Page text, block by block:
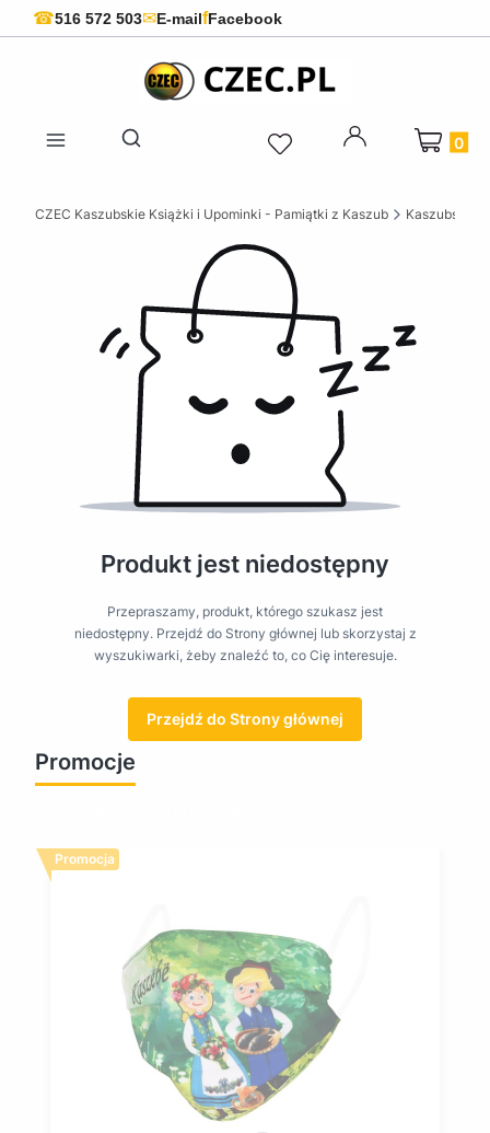
☎516 572 503✉E-mailfFacebook
Otwórz wyszukiwarkę
Produkty
CZEC Kaszubskie Książki i Upominki - Pamiątki z Kaszub Kaszubskie
Produkt jest niedostępny
Przepraszamy, produkt, którego szukasz jest
niedostępny. Przejdź do Strony głównej lub skorzystaj z
wyszukiwarki, żeby znaleźć to, co Cię interesuje.
Przejdź do Strony głównej
Promocje
Promocja